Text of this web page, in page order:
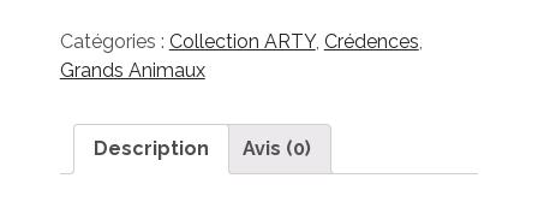
Catégories : Collection ARTY, Crédences,
Grands Animaux
Description Avis (0)